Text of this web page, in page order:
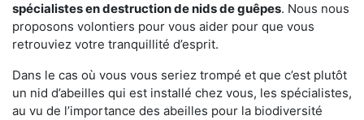
spécialistes en destruction de nids de guêpes. Nous nous
proposons volontiers pour vous aider pour que vous
retrouviez votre tranquillité d’esprit.
Dans le cas où vous vous seriez trompé et que c’est plutôt
un nid d’abeilles qui est installé chez vous, les spécialistes,
au vu de l’importance des abeilles pour la biodiversité